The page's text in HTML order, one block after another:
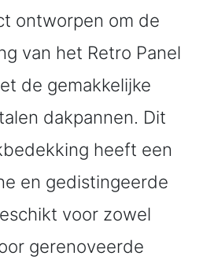
ontworpen om de
van het Retro Panel
de gemakkelijke
dakpannen. Dit
heeft een
en gedistingeerde
voor zowel
gerenoveerde